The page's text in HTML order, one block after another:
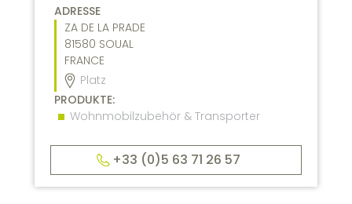
ADRESSE
ZA DE LA PRADE
81580 SOUAL
FRANCE
Platz
PRODUKTE:
Wohnmobilzubehör & Transporter
+33 (0)5 63 71 26 57